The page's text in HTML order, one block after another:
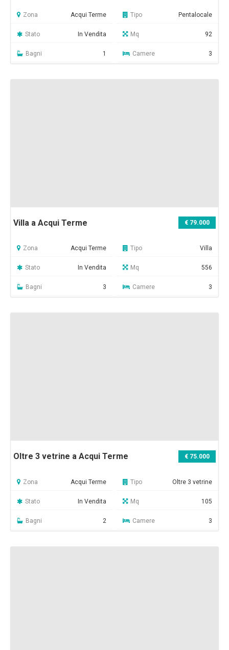
Zona Acqui Terme Tipo Pentalocale
Stato In Vendita Mq 92
Bagni 1 Camere 3
Villa a Acqui Terme € 79.000
Zona Acqui Terme Tipo Villa
Stato In Vendita Mq 556
Bagni 3 Camere 3
Oltre 3 vetrine a Acqui Terme € 75.000
Zona Acqui Terme Tipo Oltre 3 vetrine
Stato In Vendita Mq 105
Bagni 2 Camere 3